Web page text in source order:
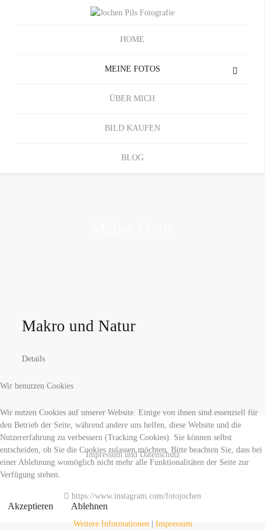
HOME
MEINE FOTOS
ÜBER MICH
BILD KAUFEN
BLOG
Makro und Natur
Details
Impressum und Datenschutz
https://www.instagram.com/fotojochen
Wir benutzen Cookies
Wir nutzen Cookies auf unserer Website. Einige von ihnen sind essenziell für
den Betrieb der Seite, während andere uns helfen, diese Website und die
Nutzererfahrung zu verbessern (Tracking Cookies). Sie können selbst
entscheiden, ob Sie die Cookies zulassen möchten. Bitte beachten Sie, dass bei
einer Ablehnung womöglich nicht mehr alle Funktionalitäten der Seite zur
Verfügung stehen.
Akzeptieren Ablehnen
Weitere Informationen | Impressum